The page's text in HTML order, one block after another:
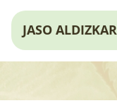
JASO